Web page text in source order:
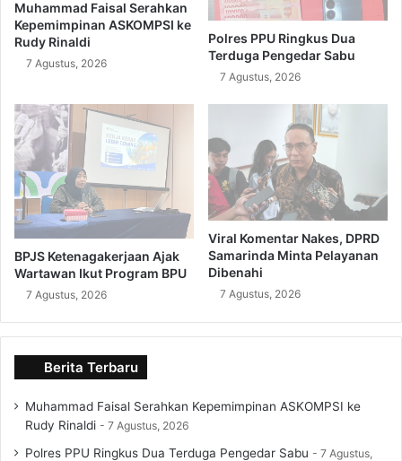
Muhammad Faisal Serahkan
Kepemimpinan ASKOMPSI ke
Rudy Rinaldi
7 Agustus, 2026
Polres PPU Ringkus Dua
Terduga Pengedar Sabu
7 Agustus, 2026
BPJS Ketenagakerjaan Ajak
Wartawan Ikut Program BPU
7 Agustus, 2026
Viral Komentar Nakes, DPRD
Samarinda Minta Pelayanan
Dibenahi
7 Agustus, 2026
Berita Terbaru
Muhammad Faisal Serahkan Kepemimpinan ASKOMPSI ke
Rudy Rinaldi
7 Agustus, 2026
Polres PPU Ringkus Dua Terduga Pengedar Sabu
7 Agustus,